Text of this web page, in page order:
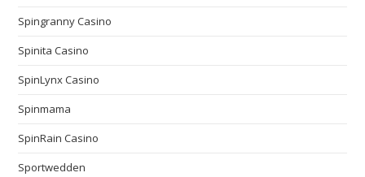
Spingranny Casino
Spinita Casino
SpinLynx Casino
Spinmama
SpinRain Casino
Sportwedden